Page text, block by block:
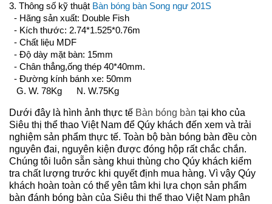
3. Thông số kỹ thuật Bàn bóng bàn Song ngư 201S
- Hãng sản xuất: Double Fish
- Kích thước: 2.74*1.525*0.76m
- Chất liệu MDF
- Độ dày mặt bàn: 15mm
- Chân thẳng,ống thép 40*40mm.
- Đường kính bánh xe: 50mm
G. W. 78Kg N. W.75Kg
Dưới đây là hình ảnh thực tế Bàn bóng bàn tại kho của
Siêu thị thể thao Việt Nam để Qúy khách đến xem và trải
nghiệm sản phẩm thực tế. Toàn bộ bàn bóng bàn đều còn
nguyên đai, nguyên kiện được đóng hộp rất chắc chắn.
Chúng tôi luôn sẵn sàng khui thùng cho Qúy khách kiểm
tra chất lượng trước khi quyết định mua hàng. Vì vậy Qúy
khách hoàn toàn có thể yên tâm khi lựa chọn sản phẩm
bàn đánh bóng bàn của Siêu thi thể thao Việt Nam phân